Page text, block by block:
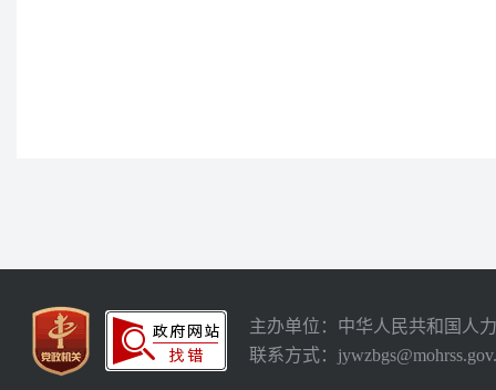
主办单位：中华人民共和国人
联系方式：